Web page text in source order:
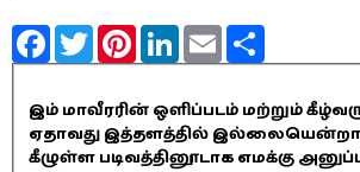
FacebookTwitterPinterestLinkedInEmail
இம் மாவீரரின் ஒளிப்படம் மற்றும்
ஏதாவது இத்தளத்தில்
கீழுள்ள படிவத்தினூடாக எமக்கு